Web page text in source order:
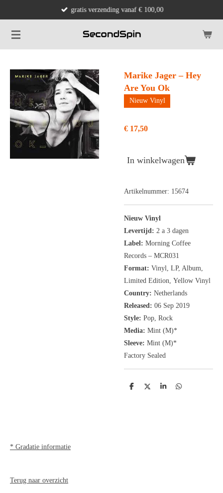
naar
de
gratis verzending vanaf € 100,00
Marike Jager ‎– Hey
Are You Ok
Nieuw Vinyl
€ 17,50
In winkelwagen
Artikelnummer: 15674
Nieuw Vinyl
Levertijd: 2 a 3 dagen
Label: Morning Coffee
Records ‎– MCR031
Format: Vinyl, LP, Album,
Limited Edition, Yellow Vinyl
Country: Netherlands
Released: 06 Sep 2019
Style: Pop, Rock
Media: Mint (M)*
Sleeve: Mint (M)*
Factory Sealed
D
D
S
D
* Gradatie informatie
Terug naar overzicht